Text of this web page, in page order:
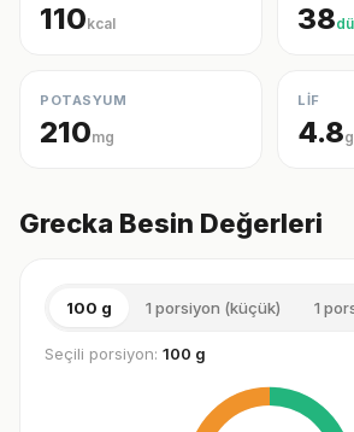
110kcal 38
POTASYUM
210mg
LİF
4.8g
Grecka Besin Değerleri
100 g 1 porsiyon (küçük) 1
Seçili porsiyon: 100 g